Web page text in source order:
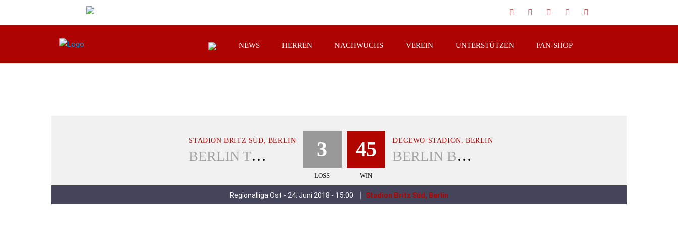
NEWS HERREN NACHWUCHS VEREIN UNTERSTÜTZEN FAN-SHOP
STADION BRITZ SÜD, BERLIN
BERLIN THUNDERBIRDS 3
LOSS
45
WIN
DEGEWO-STADION, BERLIN
BERLIN BEARS
Regionalliga Ost - 24. Juni 2018 - 15:00 Stadion Britz Süd, Berlin